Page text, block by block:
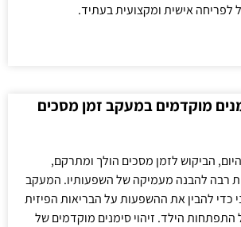
לפריחה אישית ומקצועית בעתיד.
מוקדמים במעקב זמן מסכים
הביקוש לזמן מסכים הולך ומתרקם,
רבה להבנה מעמיקה של השפעותיו. המעקב
כדי להבין את ההשפעות על הבריאות הפיזית
התפתחות הילד. זיהוי סימנים מוקדמים של